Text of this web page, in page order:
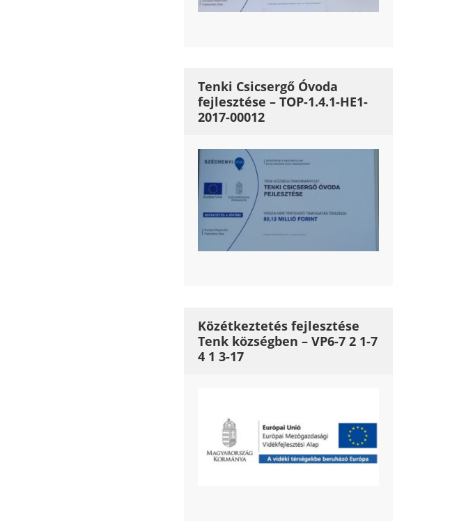
Tenki Csicsergő Óvoda
fejlesztése – TOP-1.4.1-HE1-
2017-00012
Közétkeztetés fejlesztése
Tenk községben – VP6-7 2 1-7
4 1 3-17